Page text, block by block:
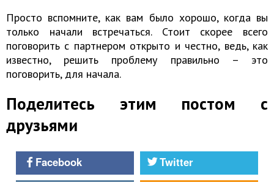
Просто вспомните, как вам было хорошо, когда вы
только начали встречаться. Стоит скорее всего
поговорить с партнером открыто и честно, ведь, как
известно, решить проблему правильно – это
поговорить, для начала.
Поделитесь этим постом с
друзьями
Facebook
Twitter